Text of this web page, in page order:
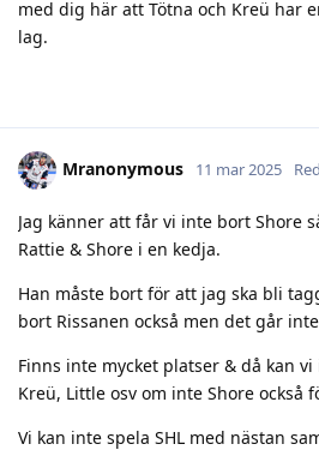
med dig här att Tötna och Kreü har
lag.
Mranonymous 11 mar 2025
Jag känner att får vi inte bort Shore
Rattie & Shore i en kedja.
Han måste bort för att jag ska bli
bort Rissanen också men det går
Finns inte mycket platser & då kan
Kreü, Little osv om inte Shore också
Vi kan inte spela SHL med nästan